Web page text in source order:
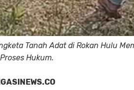
Tanah Adat di Rokan Hulu
Hukum.